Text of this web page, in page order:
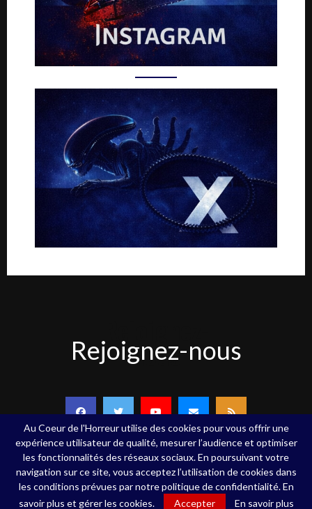
nous
Rejoignez-nous
Copyright ©Au Coeur de l'Horreur - 2020 - Tous droits réservés
Qui sommes-nous Contact Mentions légales
Au Coeur de l'Horreur utilise des cookies pour vous offrir une
expérience utilisateur de qualité, mesurer l’audience et optimiser
les fonctionnalités des réseaux sociaux. En poursuivant votre
navigation sur ce site, vous acceptez l’utilisation de cookies dans
les conditions prévues par notre politique de confidentialité. En
savoir plus et gérer les cookies.
Accepter En savoir plus